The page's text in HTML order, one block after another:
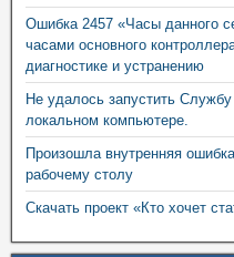
Ошибка 2457 «Часы данного
часами основного
диагностике и устранению
Не удалось запустить
локальном компьютере.
Произошла внутренняя
рабочему столу
Скачать проект «Кто хочет